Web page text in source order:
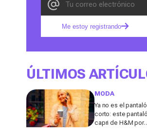
Me estoy registrando
ÚLTIMOS
MODA
Ya no es el
corto: este
capri de H&M por